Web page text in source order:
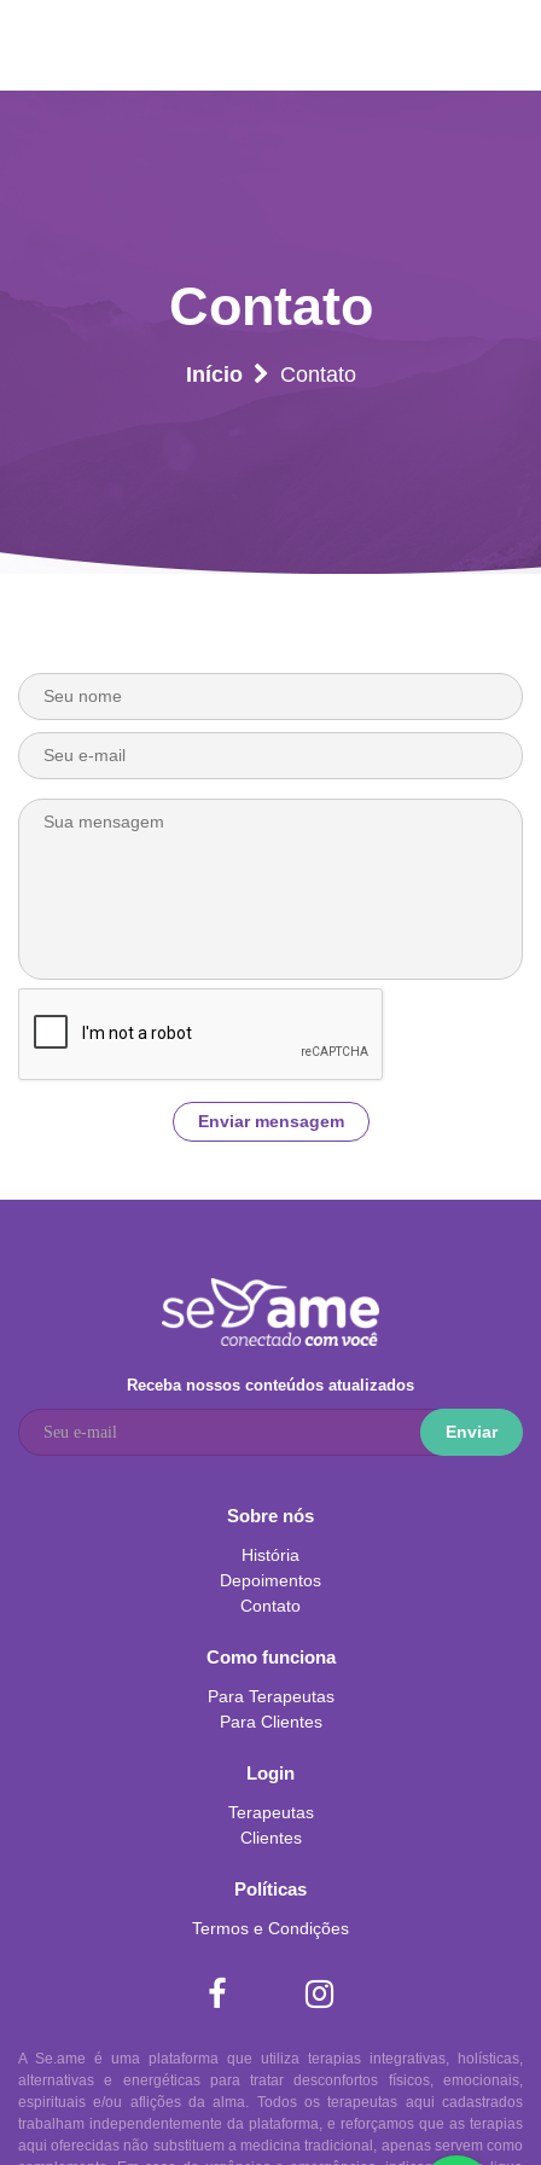
Contato
Início Contato
Enviar mensagem
Receba nossos conteúdos atualizados
Enviar
Sobre nós
História
Depoimentos
Contato
Como funciona
Para Terapeutas
Para Clientes
Login
Terapeutas
Clientes
Políticas
Termos e Condições
A Se.ame é uma plataforma que utiliza terapias integrativas, holísticas,
alternativas e energéticas para tratar desconfortos físicos, emocionais,
espirituais e/ou aflições da alma. Todos os terapeutas aqui cadastrados
trabalham independentemente da plataforma, e reforçamos que as terapias
aqui oferecidas não substituem a medicina tradicional, apenas servem como